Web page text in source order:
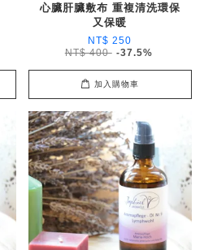
心臟肝臟敷布 重複清洗環保
又保暖
NT$ 250
NT$ 400 -37.5%
加入購物車